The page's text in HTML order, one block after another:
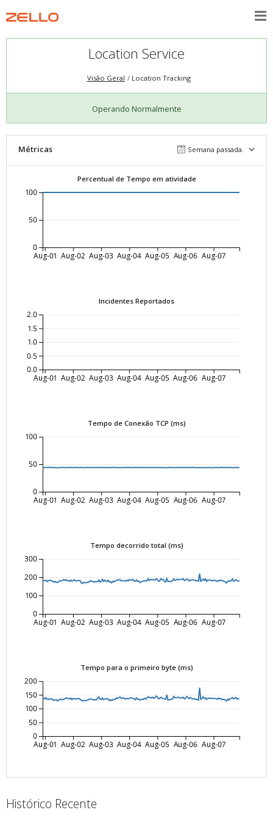
Location Service
Visão Geral Location Tracking
Operando Normalmente
Métricas Semana passada.
Percentual de Tempo em atividade
Aug-01 Aug-02 Aug-03 Aug-04 Aug-05 Aug-06 Aug-07
0
50
100
Incidentes Reportados
Aug-01 Aug-02 Aug-03 Aug-04 Aug-05 Aug-06 Aug-07
0.0
0.5
1.0
1.5
2.0
Tempo de Conexão TCP (ms)
Aug-01 Aug-02 Aug-03 Aug-04 Aug-05 Aug-06 Aug-07
0
50
100
Tempo decorrido total (ms)
Aug-01 Aug-02 Aug-03 Aug-04 Aug-05 Aug-06 Aug-07
0
100
200
300
Tempo para o primeiro byte (ms)
Aug-01 Aug-02 Aug-03 Aug-04 Aug-05 Aug-06 Aug-07
0
50
100
150
200
Histórico Recente